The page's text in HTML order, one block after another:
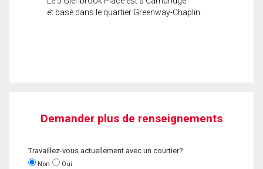
et basé dans le quartier Greenway-Chaplin.
Demander plus de renseignements
Travaillez-vous actuellement avec un courtier?
Non Oui